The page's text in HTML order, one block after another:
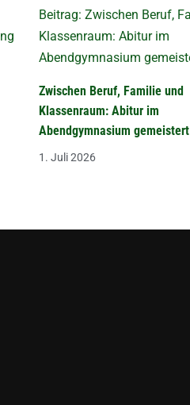
Zwischen Beruf, Familie und
Klassenraum: Abitur im
Abendgymnasium gemeistert
1. Juli 2026